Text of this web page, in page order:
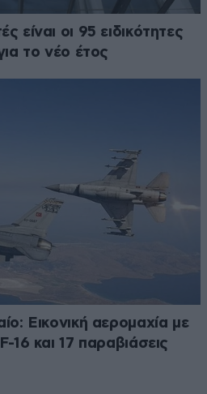
είναι οι 95 ειδικότητες
το νέο έτος
Εικονική αερομαχία με
16 και 17 παραβιάσεις